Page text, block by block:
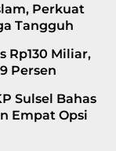
Perkuat
Tangguh
Rp130 Miliar,
Persen
Sulsel Bahas
Empat Opsi